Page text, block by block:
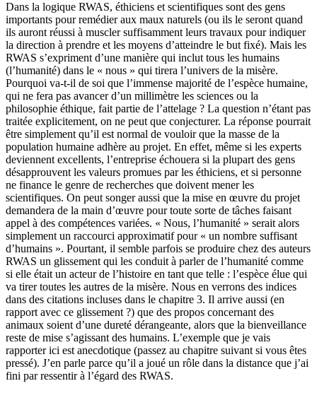
Dans la logique RWAS, éthiciens et scientifiques sont des gens
importants pour remédier aux maux naturels (ou ils le seront quand
ils auront réussi à muscler suffisamment leurs travaux pour indiquer
la direction à prendre et les moyens d’atteindre le but fixé). Mais les
RWAS s’expriment d’une manière qui inclut tous les humains
(l’humanité) dans le « nous » qui tirera l’univers de la misère.
Pourquoi va-t-il de soi que l’immense majorité de l’espèce humaine,
qui ne fera pas avancer d’un millimètre les sciences ou la
philosophie éthique, fait partie de l’attelage ? La question n’étant pas
traitée explicitement, on ne peut que conjecturer. La réponse pourrait
être simplement qu’il est normal de vouloir que la masse de la
population humaine adhère au projet. En effet, même si les experts
deviennent excellents, l’entreprise échouera si la plupart des gens
désapprouvent les valeurs promues par les éthiciens, et si personne
ne finance le genre de recherches que doivent mener les
scientifiques. On peut songer aussi que la mise en œuvre du projet
demandera de la main d’œuvre pour toute sorte de tâches faisant
appel à des compétences variées. « Nous, l’humanité » serait alors
simplement un raccourci approximatif pour « un nombre suffisant
d’humains ». Pourtant, il semble parfois se produire chez des auteurs
RWAS un glissement qui les conduit à parler de l’humanité comme
si elle était un acteur de l’histoire en tant que telle : l’espèce élue qui
va tirer toutes les autres de la misère. Nous en verrons des indices
dans des citations incluses dans le chapitre 3. Il arrive aussi (en
rapport avec ce glissement ?) que des propos concernant des
animaux soient d’une dureté dérangeante, alors que la bienveillance
reste de mise s’agissant des humains. L’exemple que je vais
rapporter ici est anecdotique (passez au chapitre suivant si vous êtes
pressé). J’en parle parce qu’il a joué un rôle dans la distance que j’ai
fini par ressentir à l’égard des RWAS.